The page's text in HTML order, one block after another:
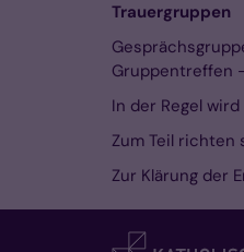
Trauergruppen
Gruppentreffen
In der Regel
Zum Teil richten
Zur Klärung der